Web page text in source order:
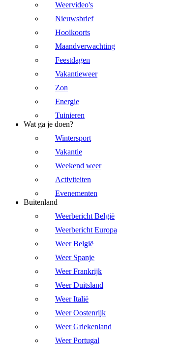
Weervideo's
Nieuwsbrief
Hooikoorts
Maandverwachting
Feestdagen
Vakantieweer
Zon
Energie
Tuinieren
Wat ga je doen?
Wintersport
Vakantie
Weekend weer
Activiteiten
Evenementen
Buitenland
Weerbericht België
Weerbericht Europa
Weer België
Weer Spanje
Weer Frankrijk
Weer Duitsland
Weer Italië
Weer Oostenrijk
Weer Griekenland
Weer Portugal